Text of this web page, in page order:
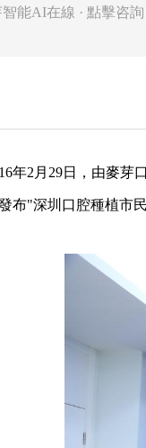
智能AI在線 · 點擊咨詢
年2月29日，由麥
布"深圳口腔種植市